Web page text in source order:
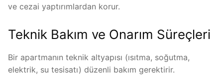
ve cezai yaptırımlardan korur.
Teknik Bakım ve Onarım Süreçleri
Bir apartmanın teknik altyapısı (ısıtma, soğutma,
elektrik, su tesisatı) düzenli bakım gerektirir.